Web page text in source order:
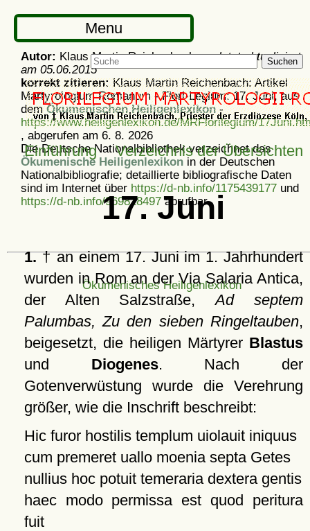
Menu
Suchen
Einführung Verzeichnis der Übersichten
17. Juni
1.† an einem 17. Juni im 1. Jahrhundert
wurden in Rom an der Via Salaria Antica,
der Alten Salzstraße,Ad septem
Palumbas, Zu den sieben Ringeltauben,
beigesetzt, die heiligen Märtyrer Blastus
und Diogenes. Nach der
Gotenverwüstung wurde die Verehrung
größer, wie die Inschrift beschreibt:
Hic furor hostilis templum uiolauit iniquus
cum premeret uallo moenia septa Getes
nullius hoc potuit temeraria dextera gentis
haec modo permissa est quod peritura
fuit
Autor: Klaus Martin Reichenbach -zuletzt aktualisiert
am 05.06.2015
korrekt zitieren:Klaus Martin Reichenbach: Artikel
Martyrologium Romanum - Flori-Legium: 17. Juni, aus
demÖkumenischen Heiligenlexikon-
https://www.heiligenlexikon.de/MRFlorilegium/
, abgerufen am 6. 8. 2026
Die Deutsche Nationalbibliothek verzeichnet das
Ökumenische Heiligenlexikon in der Deutschen
Nationalbibliografie; detaillierte bibliografische Daten
sind im Internet über https://d-nb.info/1175439177 und
https://d-nb.info/969828497 abrufbar.
Ökumenisches Heiligenlexikon